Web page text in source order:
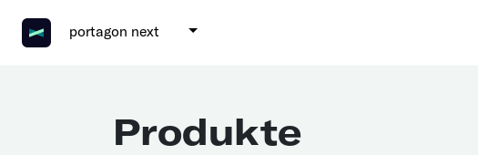
portagon next
Produkte